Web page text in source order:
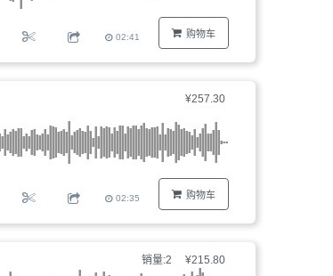
购物车
02:41
¥257.30
购物车
02:35
销量:2 ¥215.80